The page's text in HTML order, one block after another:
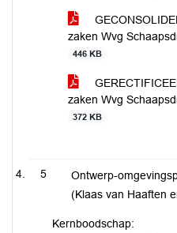
zaken Wvg
446 KB
zaken Wvg
372 KB
5
Ontwerp-
(Klaas van Haaften
Kernboodschap: